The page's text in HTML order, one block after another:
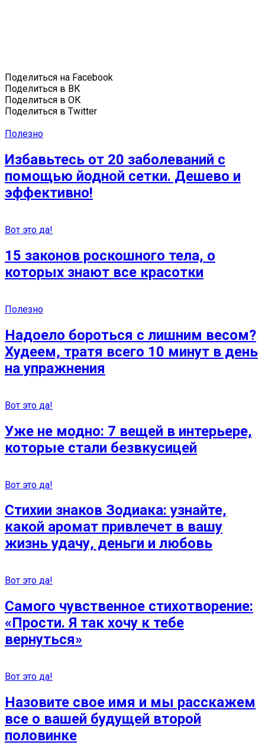
Поделиться на Facebook
Поделиться в ВК
Поделиться в ОК
Поделиться в Twitter
Полезно
Избавьтесь от 20 заболеваний с
помощью йодной сетки. Дешево и
эффективно!
Вот это да!
15 законов роскошного тела, о
которых знают все красотки
Полезно
Надоело бороться с лишним весом?
Худеем, тратя всего 10 минут в день
на упражнения
Вот это да!
Уже не модно: 7 вещей в интерьере,
которые стали безвкусицей
Вот это да!
Стихии знаков Зодиака: узнайте,
какой аромат привлечет в вашу
жизнь удачу, деньги и любовь
Вот это да!
Самого чувственное стихотворение:
«Прости. Я так хочу к тебе
вернуться»
Вот это да!
Назовите свое имя и мы расскажем
все о вашей будущей второй
половинке